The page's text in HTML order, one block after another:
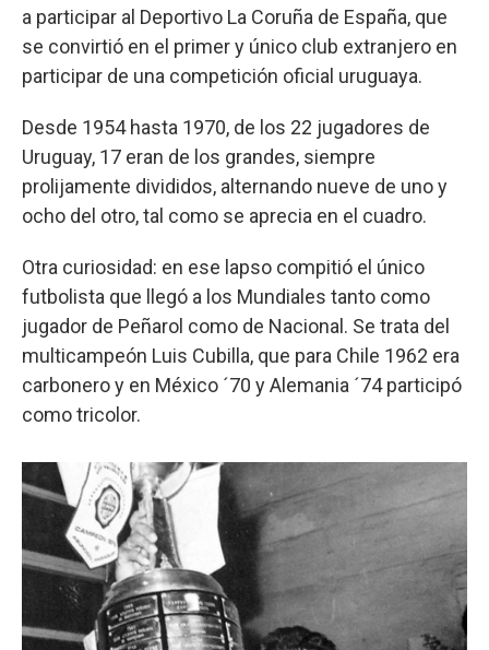
a participar al Deportivo La Coruña de España, que
se convirtió en el primer y único club extranjero en
participar de una competición oficial uruguaya.
Desde 1954 hasta 1970, de los 22 jugadores de
Uruguay, 17 eran de los grandes, siempre
prolijamente divididos, alternando nueve de uno y
ocho del otro, tal como se aprecia en el cuadro.
Otra curiosidad: en ese lapso compitió el único
futbolista que llegó a los Mundiales tanto como
jugador de Peñarol como de Nacional. Se trata del
multicampeón Luis Cubilla, que para Chile 1962 era
carbonero y en México ´70 y Alemania ´74 participó
como tricolor.